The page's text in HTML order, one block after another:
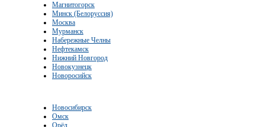
Магнитогорск
Минск (Белоруссия)
Москва
Мурманск
Набережные Челны
Нефтекамск
Нижний Новгород
Новокузнецк
Новоросийск
Новосибирск
Омск
Орёл